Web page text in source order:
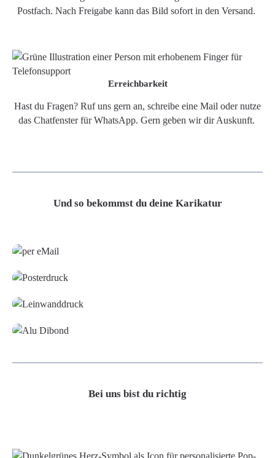
Postfach. Nach Freigabe kann das Bild sofort in den Versand.
Erreichbarkeit
Hast du Fragen? Ruf uns gern an, schreibe eine Mail oder nutze
das Chatfenster für WhatsApp. Gern geben wir dir Auskunft.
Und so bekommst du deine Karikatur
Bei uns bist du richtig